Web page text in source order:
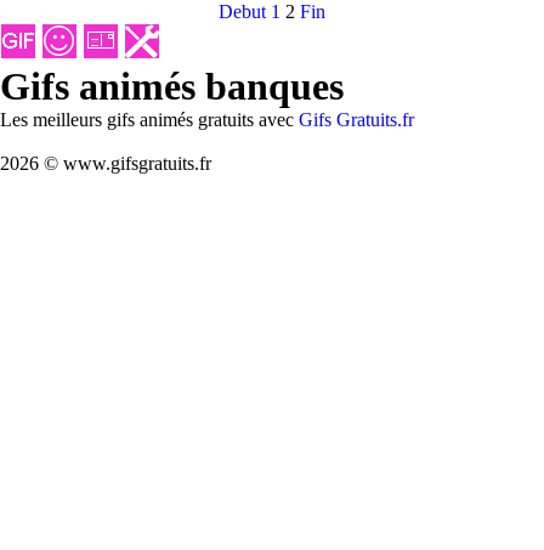
Debut 1 2 Fin
Gifs animés banques
Les meilleurs gifs animés gratuits avec Gifs Gratuits.fr
2026 © www.gifsgratuits.fr